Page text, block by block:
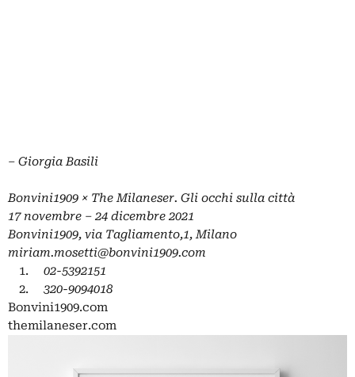
– Giorgia Basili
Bonvini1909 × The Milaneser. Gli occhi sulla città
17 novembre – 24 dicembre 2021
Bonvini1909, via Tagliamento,1, Milano
miriam.mosetti@bonvini1909.com
02-5392151
320-9094018
Bonvini1909.com
themilaneser.com